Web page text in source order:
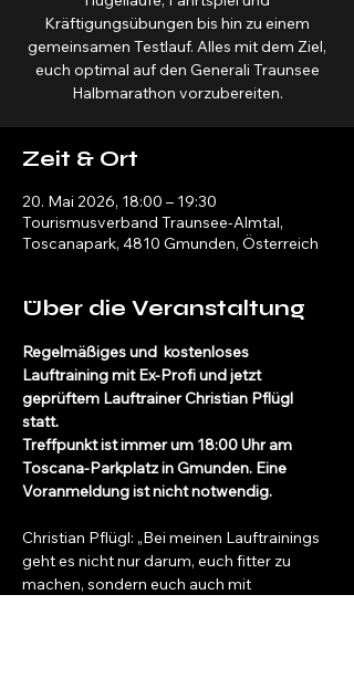
Kräftigungsübungen bis hin zu einem
gemeinsamen Testlauf. Alles mit dem Ziel,
euch optimal auf den Generali Traunsee
Halbmarathon vorzubereiten.
Zeit & Ort
20. Mai 2026, 18:00 – 19:30
Tourismusverband Traunsee-Almtal,
Toscanapark, 4810 Gmunden, Österreich
Über die Veranstaltung
Regelmäßiges und  kostenloses
Lauftraining mit Ex-Profi und jetzt
geprüftem Lauftrainer Christian Pflügl
statt.
Treffpunkt ist immer um 18:00 Uhr am
Toscana-Parkplatz in Gmunden. Eine
Voranmeldung ist nicht notwendig.
Christian Pflügl: „Bei meinen Lauftrainings
geht es nicht nur darum, euch fitter zu
machen, sondern euch auch mit